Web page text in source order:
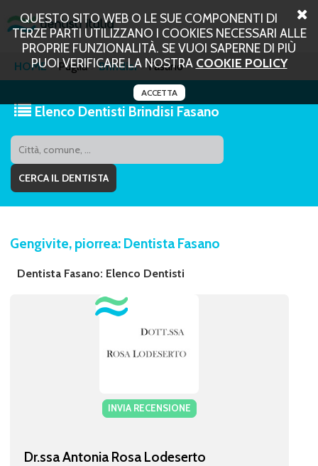
QUESTO SITO WEB O LE SUE COMPONENTI DI
TERZE PARTI UTILIZZANO I COOKIES NECESSARI ALLE
PROPRIE FUNZIONALITÀ. SE VUOI SAPERNE DI PIÙ
PUOI VERIFICARE LA NOSTRA COOKIE POLICY
ACCETTA
HOME Puglia Brindisi Fasano
Elenco Dentisti Brindisi Fasano
Gengivite, piorrea: Dentista Fasano
Dentista Fasano: Elenco Dentisti
INVIA RECENSIONE
Dr.ssa Antonia Rosa Lodeserto